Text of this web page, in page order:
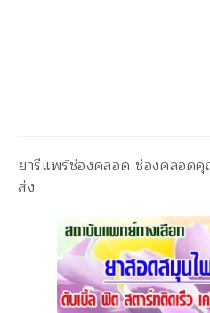
ยารีแพร์ช่องคลอด ช่องคลอด
ส่ง